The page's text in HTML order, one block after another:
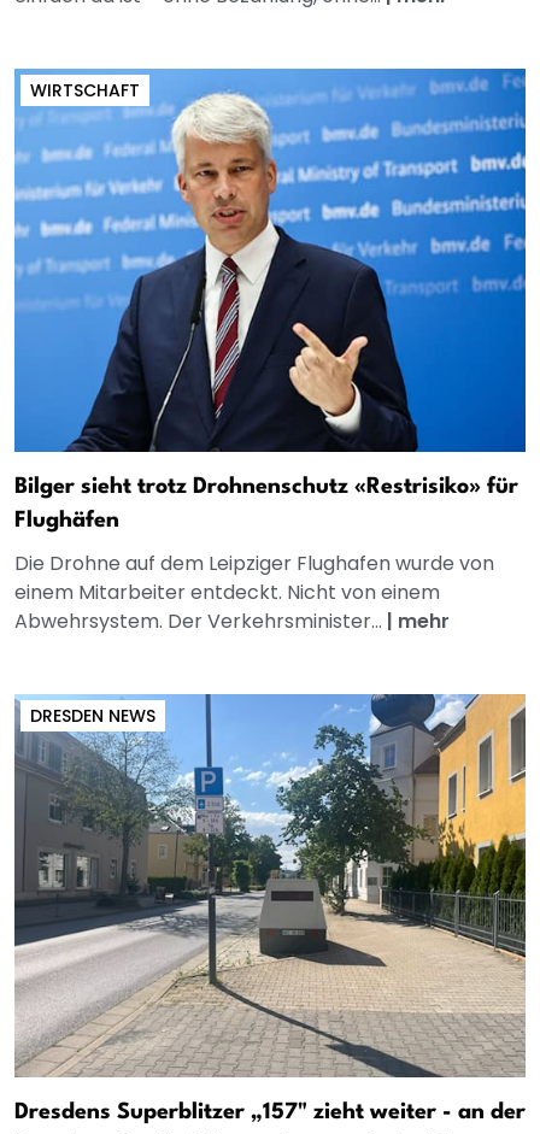
WIRTSCHAFT
Bilger sieht trotz Drohnenschutz «Restrisiko» für
Flughäfen
Die Drohne auf dem Leipziger Flughafen wurde von
einem Mitarbeiter entdeckt. Nicht von einem
Abwehrsystem. Der Verkehrsminister... | mehr
DRESDEN NEWS
Dresdens Superblitzer „157" zieht weiter - an der